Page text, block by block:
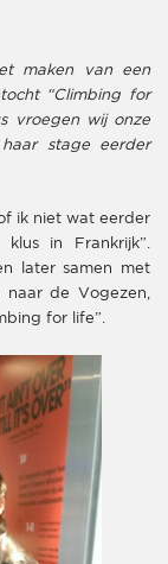
maken van een
“Climbing for
vroegen wij onze
stage eerder
ik niet wat eerder
in Frankrijk”.
later samen met
de Vogezen,
for life”.